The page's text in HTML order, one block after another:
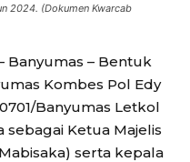
2024. (Dokumen Kwarcab
Banyumas – Bentuk
Kombes Pol Edy
Banyumas Letkol
Ketua Majelis
serta kepala